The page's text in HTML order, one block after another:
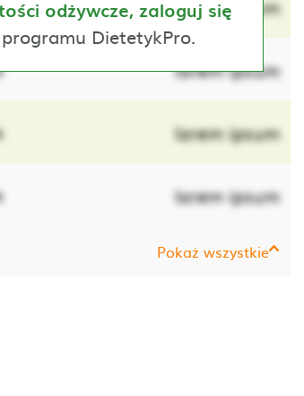
lorem ipsum
lorem ipsum
lorem ipsum
lorem ipsum
Pokaż wszystkie
odżywcze, zaloguj się
DietetykPro.